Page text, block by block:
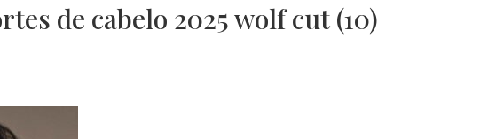
de cabelo 2025 wolf cut (10)